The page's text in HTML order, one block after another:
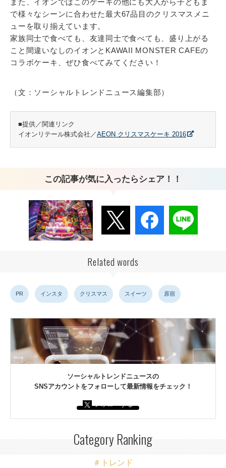
で様々なシーンに合わせた最大67品目のクリスマスメニ
ューを取り揃えています。
家族同士で食べても、友達同士で食べても、盛り上がる
こと間違いなしのイオンとKAWAII MONSTER CAFEの
コラボケーキ、ぜひ食べてみてください！
（文：ソーシャルトレンドニュース編集部）
■提供／関連リンク
イオンリテール株式会社／AEON クリスマスケーキ 2016
この記事が気に入ったらシェア！！
Related words
PR インスタ クリスマス スイーツ 原宿
ソーシャルトレンドニュースの
SNSアカウントをフォローして最新情報をチェック！
フォローする
Category Ranking
＃トレンド